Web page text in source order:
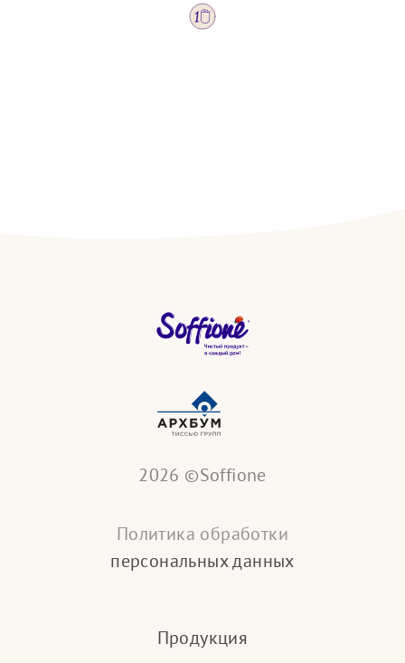
2026 ©Soffione
Политика обработки
персональных данных
Продукция